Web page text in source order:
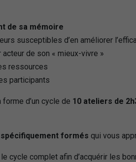
de sa mémoire
susceptibles d’en améliorer
de son « mieux-vivre »
ressources
participants
d’un cycle de 10 ateliers de
formés qui vous
cycle complet afin d’acquérir les